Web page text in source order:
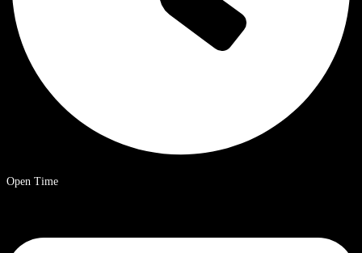
Open Time
9 a.m. – 8 p.m. Ora solare cinese.